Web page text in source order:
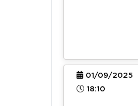
01/09/2025
18:10